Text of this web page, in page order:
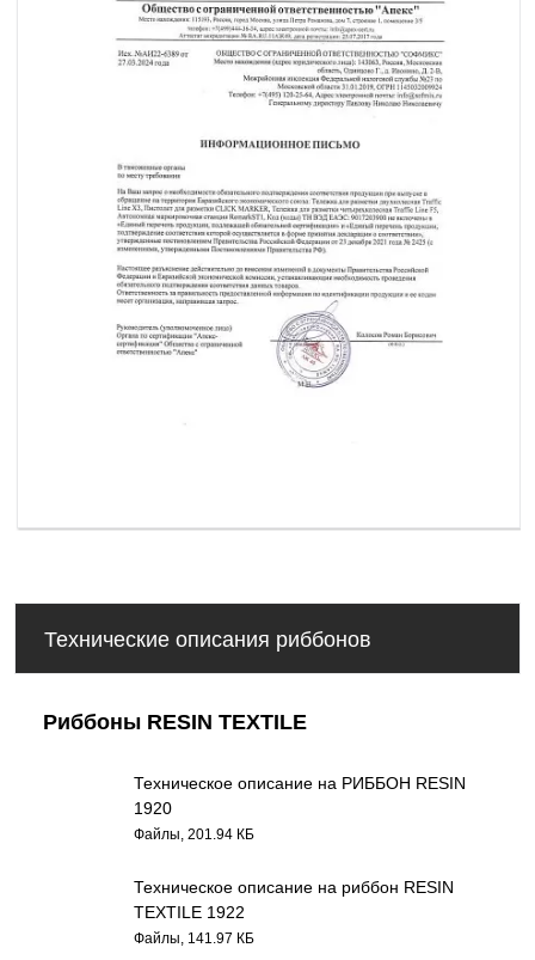
Технические описания риббонов
Риббоны RESIN TEXTILE
Техническое описание на РИББОН RESIN
1920
Файлы, 201.94 КБ
Техническое описание на риббон RESIN
TEXTILE 1922
Файлы, 141.97 КБ